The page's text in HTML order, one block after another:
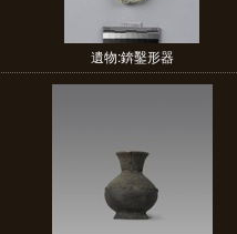
遺物:錛鑿形器